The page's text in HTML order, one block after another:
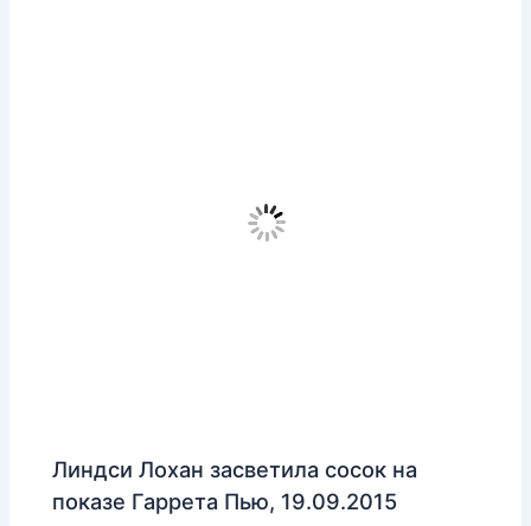
Линдси Лохан засветила сосок на
показе Гаррета Пью, 19.09.2015